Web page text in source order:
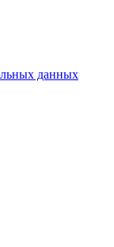
данных